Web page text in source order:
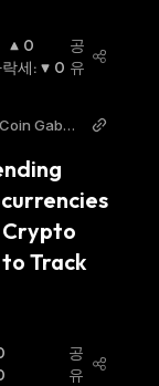
0
세: 0
공
유
Coin Gabba
Track
공
유